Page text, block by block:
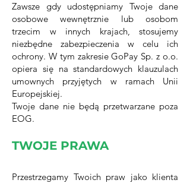
Zawsze gdy udostępniamy Twoje dane
osobowe wewnętrznie lub osobom
trzecim w innych krajach, stosujemy
niezbędne zabezpieczenia w celu ich
ochrony. W tym zakresie GoPay Sp. z o.o.
opiera się na standardowych klauzulach
umownych przyjętych w ramach Unii
Europejskiej.
Twoje dane nie będą przetwarzane poza
EOG.
TWOJE PRAWA
Przestrzegamy Twoich praw jako klienta